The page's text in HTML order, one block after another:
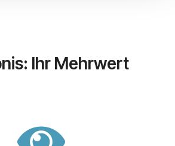
Ihr Mehrwert